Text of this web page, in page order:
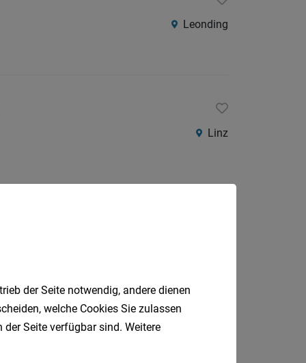
Leonding
Linz
Mail.
der Seite notwendig, andere dienen
welche Cookies Sie zulassen
Seite verfügbar sind. Weitere